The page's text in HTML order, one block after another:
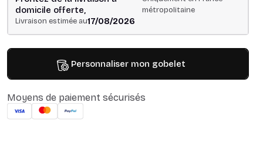
domicile offerte,
métropolitaine
Livraison estimée au17/08/2026
Personnaliser mon gobelet
Moyens de paiement sécurisés